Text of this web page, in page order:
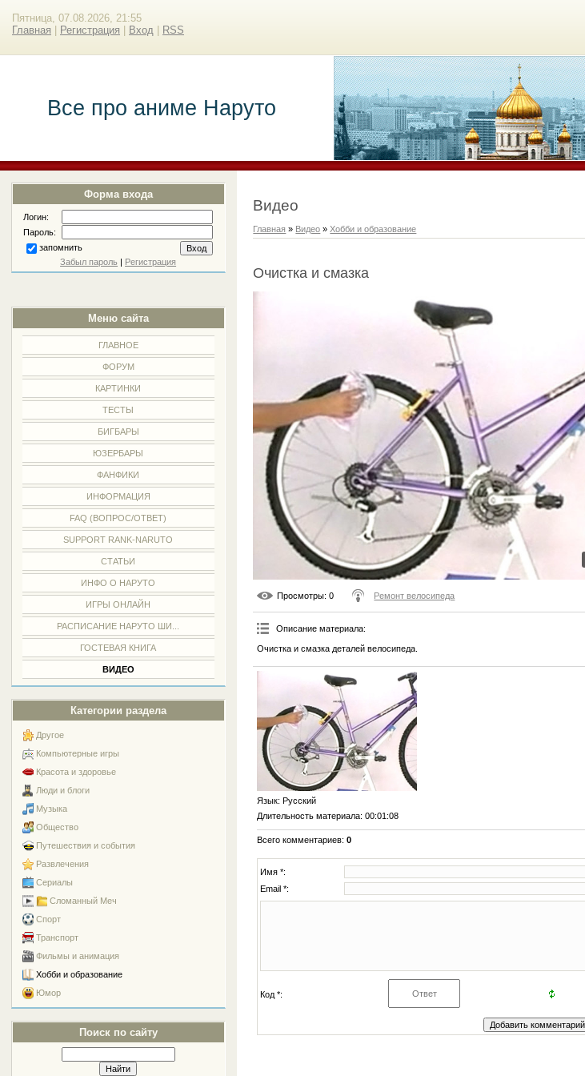
Пятница, 07.08.2026, 21:55
Главная
Регистрация Вход RSS
Все про аниме Наруто
Форма входа
Логин:
Пароль:
запомнить
Забыл пароль | Регистрация
Меню сайта
ГЛАВНОЕ
ФОРУМ
КАРТИНКИ
ТЕСТЫ
БИГБАРЫ
ЮЗЕРБАРЫ
ФАНФИКИ
ИНФОРМАЦИЯ
FAQ (ВОПРОС/ОТВЕТ)
SUPPORT RANK-NARUTO
СТАТЬИ
ИНФО О НАРУТО
ИГРЫ ОНЛАЙН
РАСПИСАНИЕ НАРУТО ШИ...
ГОСТЕВАЯ КНИГА
ВИДЕО
Категории раздела
Другое
Компьютерные игры
Красота и здоровье
Люди и блоги
Музыка
Общество
Путешествия и события
Развлечения
Сериалы
Сломанный Меч
Спорт
Транспорт
Фильмы и анимация
Хобби и образование
Юмор
Поиск по сайту
Видео
Главная » Видео »Хобби и образование
Очистка и смазка
Просмотры: 0 Ремонт велосипеда
Описание материала:
Очистка и смазка деталей велосипеда.
Язык: Русский
Длительность материала: 00:01:08
Всего комментариев:0
Имя *:
Email *:
Код *: